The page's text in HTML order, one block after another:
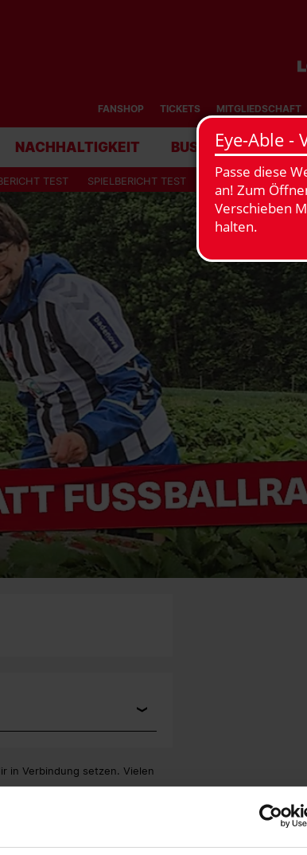
FANSHOP TICKETS MITGLIEDSCHAFT
NACHHALTIGKEIT BUSINESS
TEST SPIELBERICHT TEST
in Verbindung setzen. Vielen